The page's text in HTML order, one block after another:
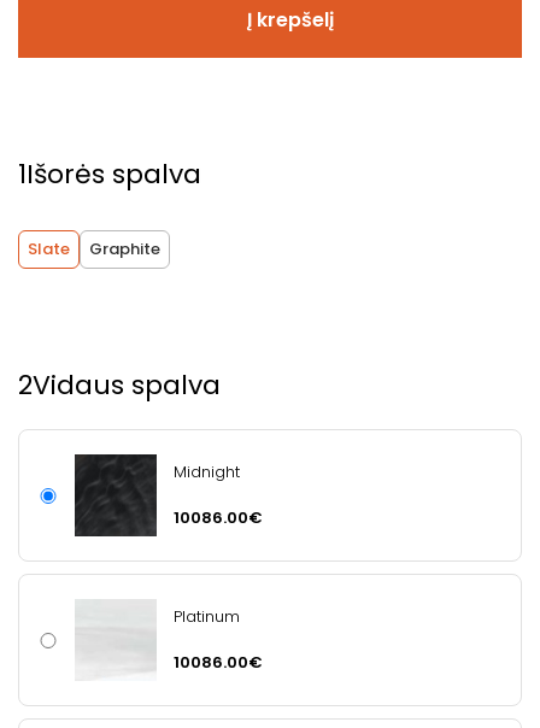
Į krepšelį
1Išorės spalva
Slate Graphite
2Vidaus spalva
Midnight
10086.00€
Platinum
10086.00€